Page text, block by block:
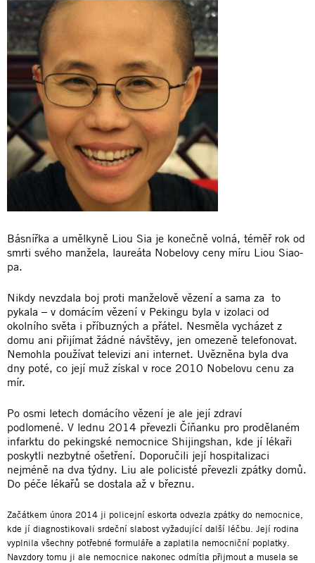
Básnířka a umělkyně Liou Sia je konečně volná, téměř rok od
smrti svého manžela, laureáta Nobelovy ceny míru Liou Siao-
pa.
Nikdy nevzdala boj proti manželově vězení a sama za to
pykala – v domácím vězení v Pekingu byla v izolaci od
okolního světa i příbuzných a přátel. Nesměla vycházet z
domu ani přijímat žádné návštěvy, jen omezeně telefonovat.
Nemohla používat televizi ani internet. Uvězněna byla dva
dny poté, co její muž získal v roce 2010 Nobelovu cenu za
mír.
Po osmi letech domácího vězení je ale její zdraví
podlomené. V lednu 2014 převezli Číňanku pro prodělaném
infarktu do pekingské nemocnice Shijingshan, kde jí lékaři
poskytli nezbytné ošetření. Doporučili její hospitalizaci
nejméně na dva týdny. Liu ale policisté převezli zpátky domů.
Do péče lékařů se dostala až v březnu.
Začátkem února 2014 ji policejní eskorta odvezla zpátky do nemocnice,
kde jí diagnostikovali srdeční slabost vyžadující další léčbu. Její rodina
vyplnila všechny potřebné formuláře a zaplatila nemocniční poplatky.
Navzdory tomu ji ale nemocnice nakonec odmítla přijmout a musela se